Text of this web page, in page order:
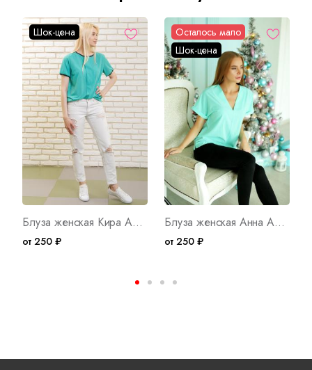
Шок-цена
Блуза женская Кира Арт. 2646
от 250 ₽
Осталось мало
Шок-цена
Блуза женская Анна Арт. 127
от 250 ₽